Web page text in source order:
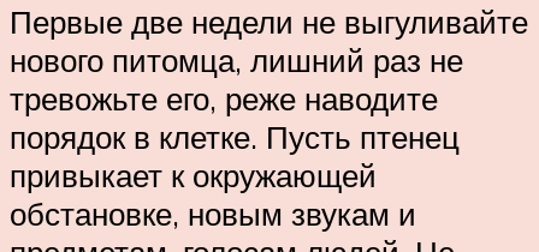
Первые две недели не выгуливайте
нового питомца, лишний раз не
тревожьте его, реже наводите
порядок в клетке. Пусть птенец
привыкает к окружающей
обстановке, новым звукам и